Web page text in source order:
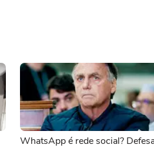
WhatsApp é rede social?